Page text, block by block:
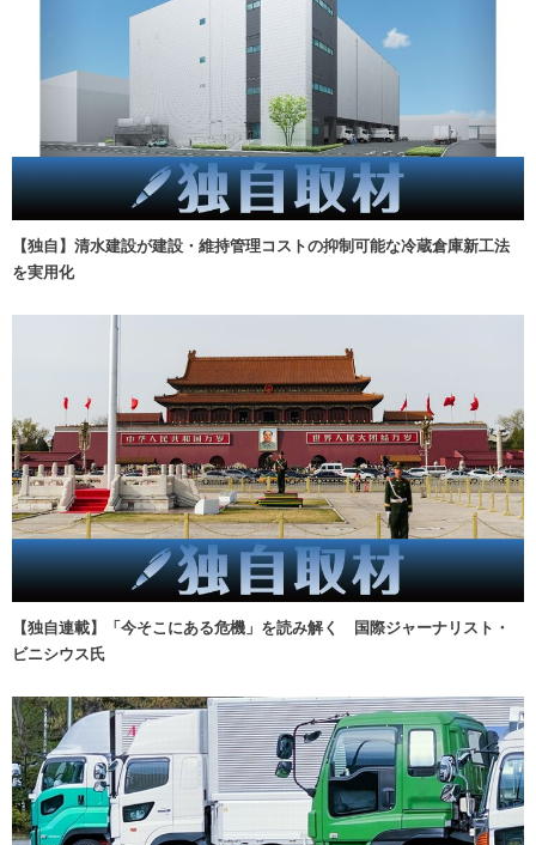
【独自】清水建設が建設・維持管理コストの抑制可能な冷蔵倉庫新工法
を実用化
【独自連載】「今そこにある危機」を読み解く 国際ジャーナリスト・
ビニシウス氏